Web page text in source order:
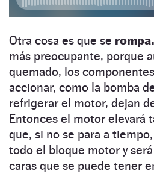
Otra cosa es que se rompa.
más preocupante, porque
quemado, los
accionar, como la bomba
refrigerar el motor, dejan
Entonces el motor elevará
que, si no se para a
todo el bloque motor y
caras que se puede tener